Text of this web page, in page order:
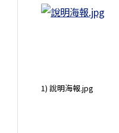
1) 說明海報.jpg